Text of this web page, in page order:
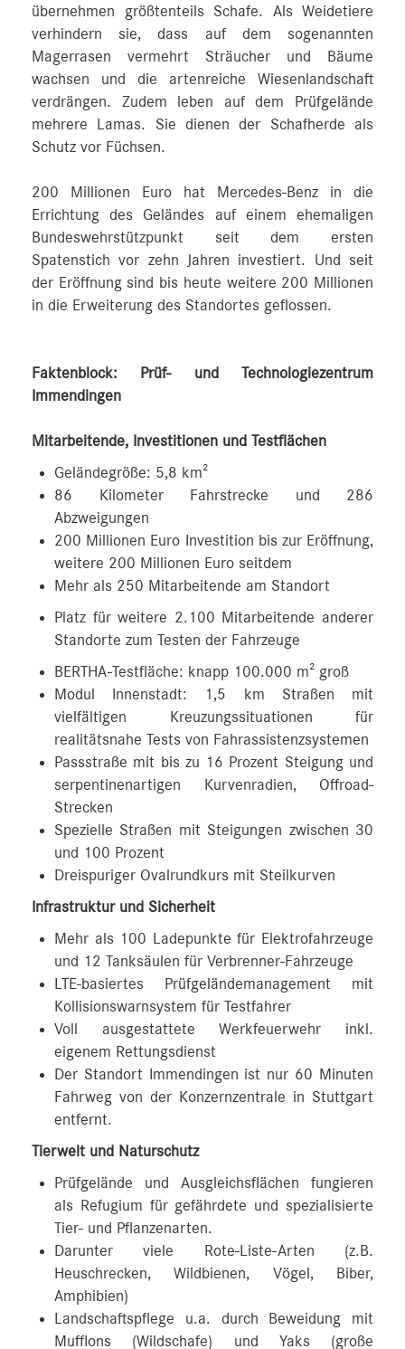
übernehmen größtenteils Schafe. Als Weidetiere
verhindern sie, dass auf dem sogenannten
Magerrasen vermehrt Sträucher und Bäume
wachsen und die artenreiche Wiesenlandschaft
verdrängen. Zudem leben auf dem Prüfgelände
mehrere Lamas. Sie dienen der Schafherde als
Schutz vor Füchsen.
200 Millionen Euro hat Mercedes‑Benz in die
Errichtung des Geländes auf einem ehemaligen
Bundeswehrstützpunkt seit dem ersten
Spatenstich vor zehn Jahren investiert. Und seit
der Eröffnung sind bis heute weitere 200 Millionen
in die Erweiterung des Standortes geflossen.
Faktenblock: Prüf- und Technologiezentrum
Immendingen
Mitarbeitende, Investitionen und Testflächen
Geländegröße: 5,8 km²
86 Kilometer Fahrstrecke und 286
Abzweigungen
200 Millionen Euro Investition bis zur Eröffnung,
weitere 200 Millionen Euro seitdem
Mehr als 250 Mitarbeitende am Standort
Platz für weitere 2.100 Mitarbeitende anderer
Standorte zum Testen der Fahrzeuge
BERTHA-Testfläche: knapp 100.000 m² groß
Modul Innenstadt: 1,5 km Straßen mit
vielfältigen Kreuzungssituationen für
realitätsnahe Tests von Fahrassistenzsystemen
Passstraße mit bis zu 16 Prozent Steigung und
serpentinenartigen Kurvenradien, Offroad-
Strecken
Spezielle Straßen mit Steigungen zwischen 30
und 100 Prozent
Dreispuriger Ovalrundkurs mit Steilkurven
Infrastruktur und Sicherheit
Mehr als 100 Ladepunkte für Elektrofahrzeuge
und 12 Tanksäulen für Verbrenner-Fahrzeuge
LTE-basiertes Prüfgeländemanagement mit
Kollisionswarnsystem für Testfahrer
Voll ausgestattete Werkfeuerwehr inkl.
eigenem Rettungsdienst
Der Standort Immendingen ist nur 60 Minuten
Fahrweg von der Konzernzentrale in Stuttgart
entfernt.
Tierwelt und Naturschutz
Prüfgelände und Ausgleichsflächen fungieren
als Refugium für gefährdete und spezialisierte
Tier- und Pflanzenarten.
Darunter viele Rote-Liste-Arten (z.B.
Heuschrecken, Wildbienen, Vögel, Biber,
Amphibien)
Landschaftspflege u.a. durch Beweidung mit
Mufflons (Wildschafe) und Yaks (große